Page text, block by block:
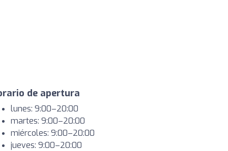
de apertura
lunes: 9:00–20:00
martes: 9:00–20:00
miércoles: 9:00–20:00
jueves: 9:00–20:00